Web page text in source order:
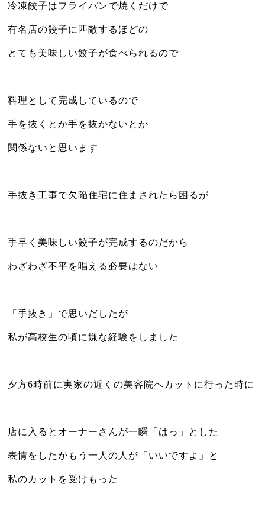
冷凍餃子はフライパンで焼くだけで
有名店の餃子に匹敵するほどの
とても美味しい餃子が食べられるので
料理として完成しているので
手を抜くとか手を抜かないとか
関係ないと思います
手抜き工事で欠陥住宅に住まされたら困るが
手早く美味しい餃子が完成するのだから
わざわざ不平を唱える必要はない
「手抜き」で思いだしたが
私が高校生の頃に嫌な経験をしました
夕方6時前に実家の近くの美容院へカットに行った時に
店に入るとオーナーさんが一瞬「はっ」とした
表情をしたがもう一人の人が「いいですよ」と
私のカットを受けもった